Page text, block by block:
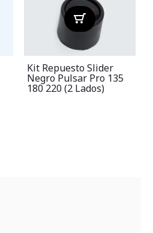
Kit Repuesto Slider
Negro Pulsar Pro 135
180 220 (2 Lados)